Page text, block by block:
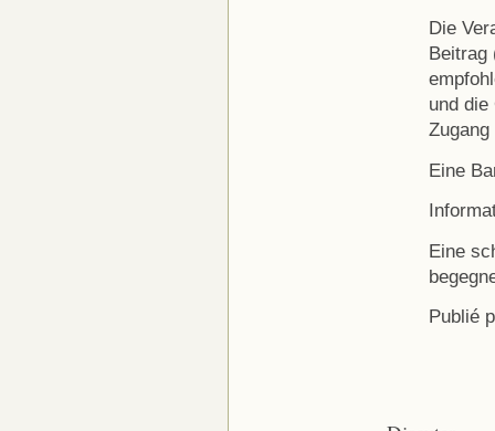
Die
Beitrag
und
Eine
Eine
Publié